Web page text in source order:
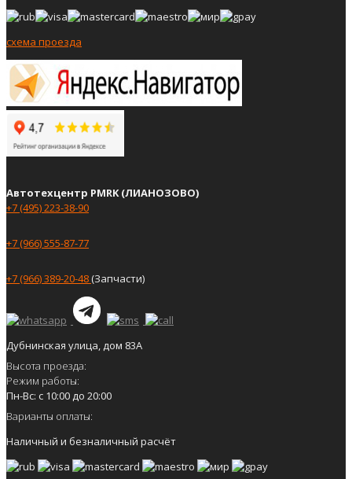
схема проезда
Автотехцентр PMRK (ЛИАНОЗОВО)
+7 (495) 223-38-90
+7 (966) 555-87-77
+7 (966) 389-20-48(Запчасти)
Дубнинская улица, дом 83А
Высота проезда:
Режим работы:
Пн-Вс: с 10:00 до 20:00
Варианты оплаты:
Наличный и безналичный расчёт